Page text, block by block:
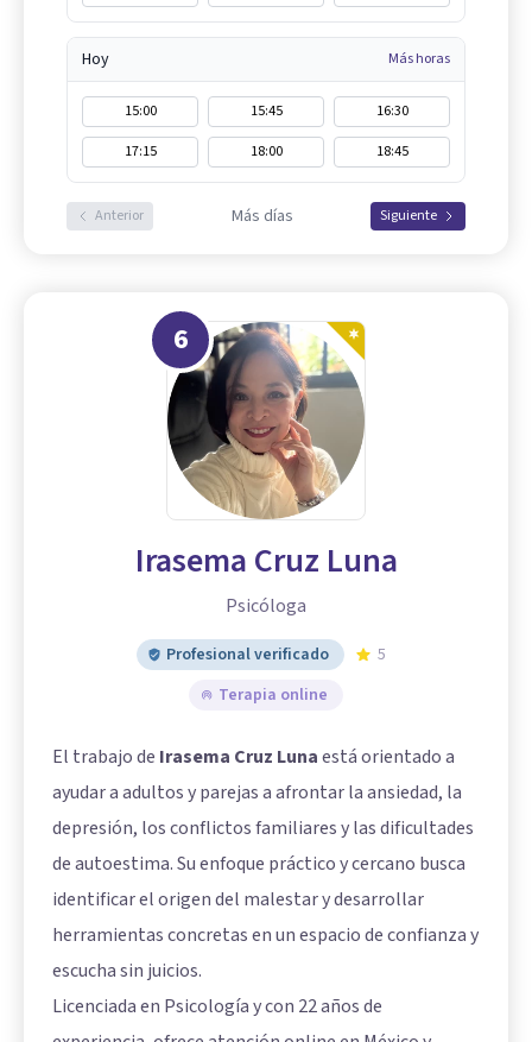
Hoy Más horas
15:00 15:45
16:30
17:15
18:00 18:45
Anterior Más días Siguiente
6
Irasema Cruz Luna
Psicóloga
Profesional verificado
5
Terapia online
El trabajo de Irasema Cruz Lunaestá orientado a
ayudar a adultos y parejas a afrontar la ansiedad, la
depresión, los conflictos familiares y las dificultades
de autoestima. Su enfoque práctico y cercano busca
identificar el origen del malestar y desarrollar
herramientas concretas en un espacio de confianza y
escucha sin juicios.
Licenciada en Psicología y con 22 años de